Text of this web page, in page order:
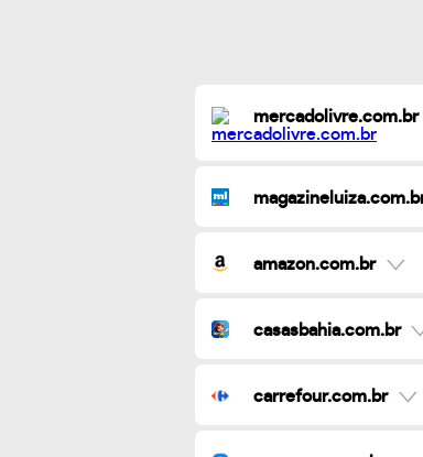
mercadolivre.com.br
amazon.com.br
casasbahia.com.br
carrefour.com.br